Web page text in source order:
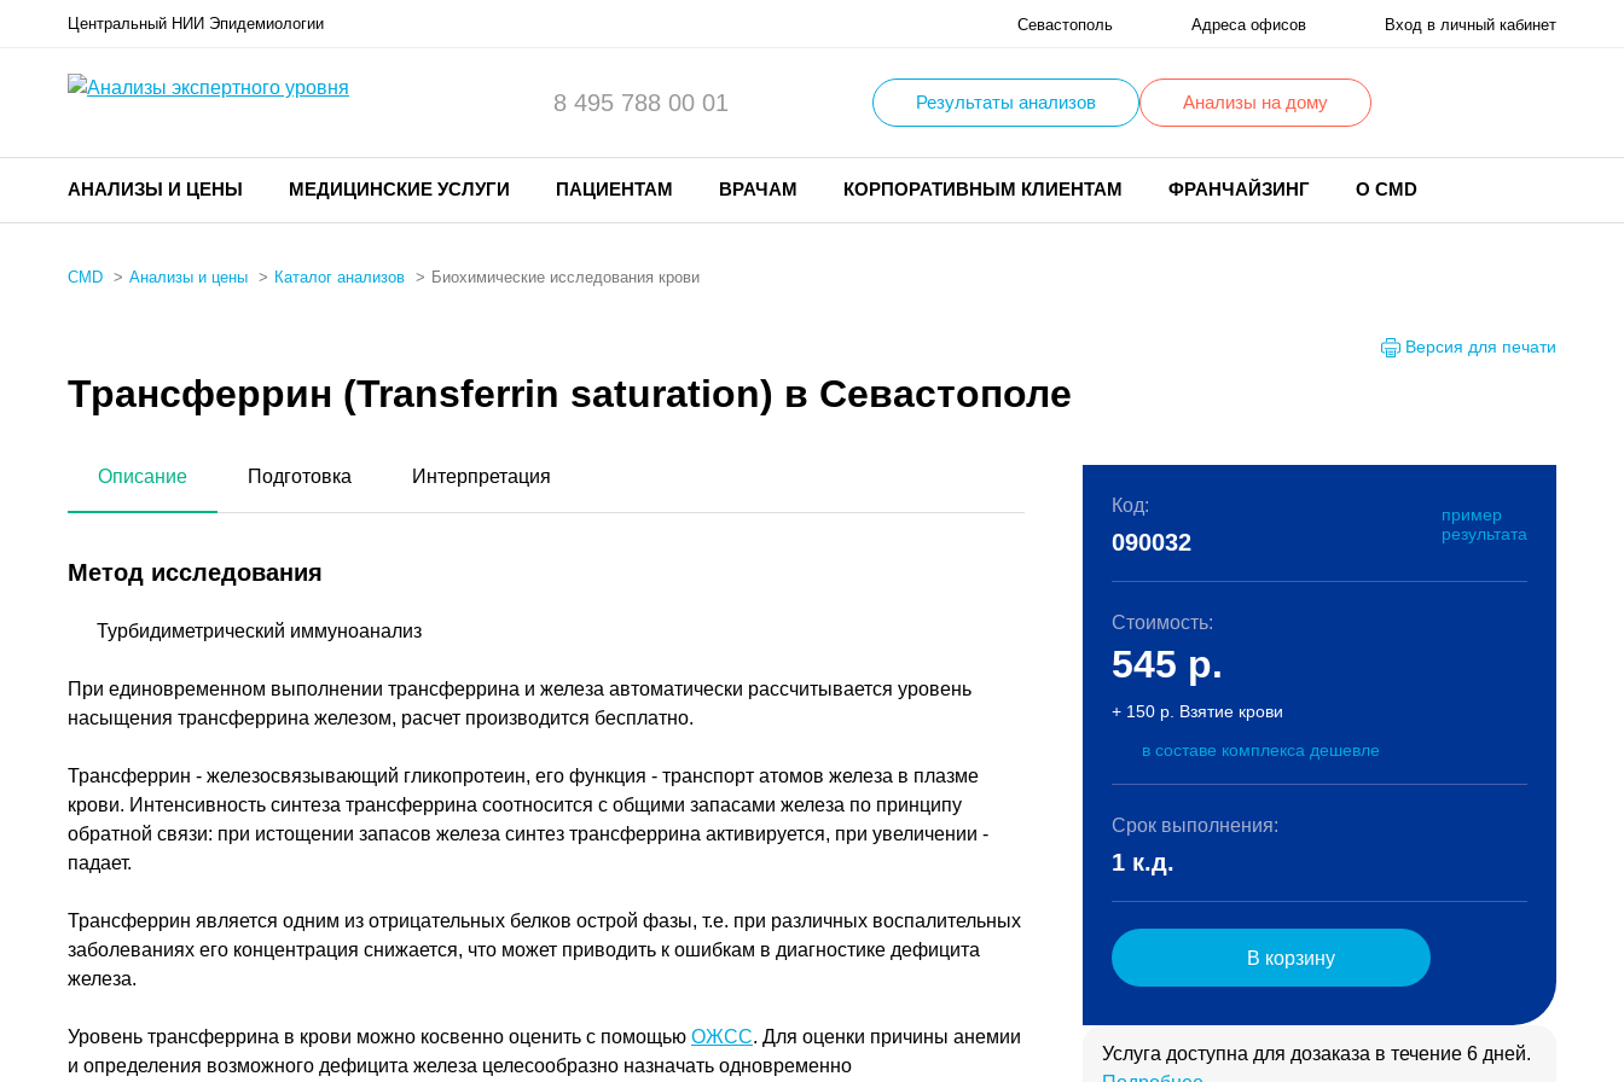
Центральный НИИ Эпидемиологии Севастополь Адреса офисов Вход в личный кабинет
8 495 788 00 01 Результаты анализов Анализы на дому
АНАЛИЗЫ И ЦЕНЫ МЕДИЦИНСКИЕ УСЛУГИ ПАЦИЕНТАМ ВРАЧАМ КОРПОРАТИВНЫМ КЛИЕНТАМ ФРАНЧАЙЗИНГ О CMD
CMD Анализы и цены Каталог анализов Биохимические исследования крови
Версия для печати
Трансферрин (Transferrin saturation) в Севастополе
Описание Подготовка Интерпретация
Метод исследования
Турбидиметрический иммуноанализ
При единовременном выполнении трансферрина и железа автоматически рассчитывается уровень
насыщения трансферрина железом, расчет производится бесплатно.
Трансферрин - железосвязывающий гликопротеин, его функция - транспорт атомов железа в плазме
крови. Интенсивность синтеза трансферрина соотносится с общими запасами железа по принципу
обратной связи: при истощении запасов железа синтез трансферрина активируется, при увеличении -
падает.
Трансферрин является одним из отрицательных белков острой фазы, т.е. при различных воспалительных
заболеваниях его концентрация снижается, что может приводить к ошибкам в диагностике дефицита
железа.
Уровень трансферрина в крови можно косвенно оценить с помощью ОЖСС. Для оценки причины анемии
и определения возможного дефицита железа целесообразно назначать одновременно
Код:
пример
результата
090032
Стоимость:
545 р.
+ 150 р. Взятие крови
в составе комплекса дешевле
Срок выполнения:
1 к.д.
В корзину
Услуга доступна для дозаказа в течение 6 дней.